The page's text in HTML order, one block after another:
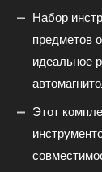
Набор
предметов
идеальное
Этот